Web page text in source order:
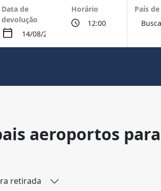
Data de
devolução
Horário País
aeroportos
retirada